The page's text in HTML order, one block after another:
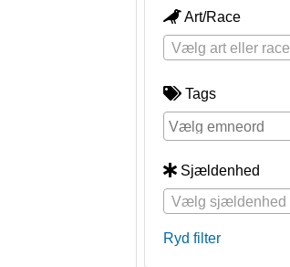
Art/Race
Vælg art eller race
Tags
Sjældenhed
Vælg sjældenhed
Ryd filter